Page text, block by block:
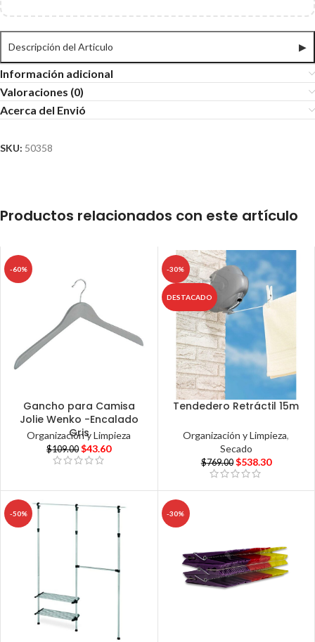
Descripción del Articulo ▶
Información adicional
Valoraciones (0)
Acerca del Envió
SKU: 50358
Productos relacionados con este artículo
-60%
Gancho para Camisa
Jolie Wenko -Encalado
Gris
Organización y Limpieza
$109.00 $43.60
-30%
DESTACADO
Tendedero Retráctil 15m
Organización y Limpieza,
Secado
$769.00 $538.30
-50% -30%